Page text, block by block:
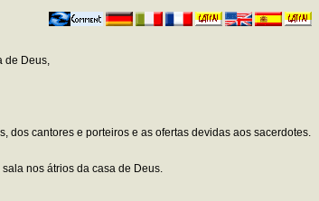
de Deus,
dos cantores e porteiros e as ofertas devidas aos sacerdotes.
nos átrios da casa de Deus.